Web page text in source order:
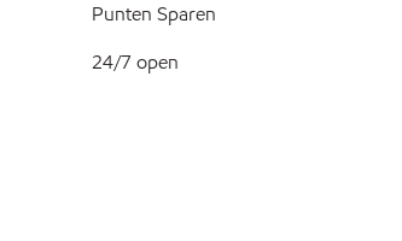
Punten Sparen
24/7 open